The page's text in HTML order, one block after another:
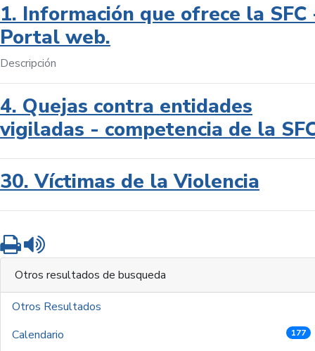
1. Información que ofrece la SFC
Portal web.
Descripción
4. Quejas contra entidades
vigiladas - competencia de la
30. Víctimas de la Violencia
Imprimir
Otros resultados de busqueda
Otros Resultados
Calendario
177